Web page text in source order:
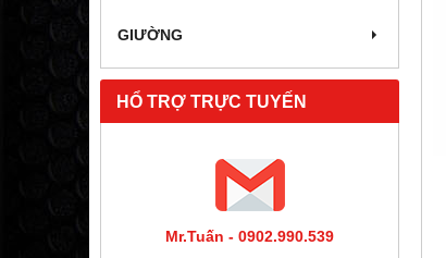
GIƯỜNG
HỔ TRỢ TRỰC TUYẾN
Mr.Tuấn - 0902.990.539